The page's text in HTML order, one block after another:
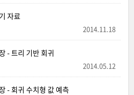
자료
2014.11.18
- 트리 기반 회귀
2014.05.12
- 회귀 수치형 값 예측